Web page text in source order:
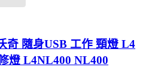
奇 隨身USB 工作 頸燈 L4
燈 L4NL400 NL400